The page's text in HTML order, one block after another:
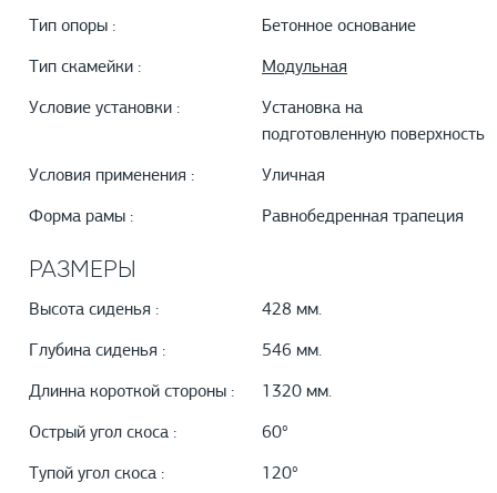
Тип опоры : Бетонное основание
Тип скамейки : Модульная
Условие установки :
Установка на
подготовленную поверхность
Условия применения : Уличная
Форма рамы : Равнобедренная трапеция
РАЗМЕРЫ
Высота сиденья : 428 мм.
Глубина сиденья : 546 мм.
Длинна короткой стороны : 1320 мм.
Острый угол скоса : 60°
Тупой угол скоса : 120°